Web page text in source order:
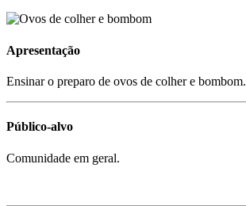
Apresentação
Ensinar o preparo de ovos de colher e bombom.
Público-alvo
Comunidade em geral.